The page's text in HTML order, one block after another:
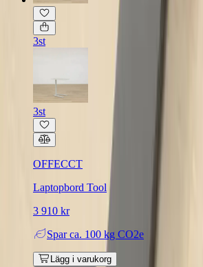
3st
3st
OFFECCT
Laptopbord Tool
3 910 kr
Spar ca. 100 kg CO2e
Lägg i varukorg